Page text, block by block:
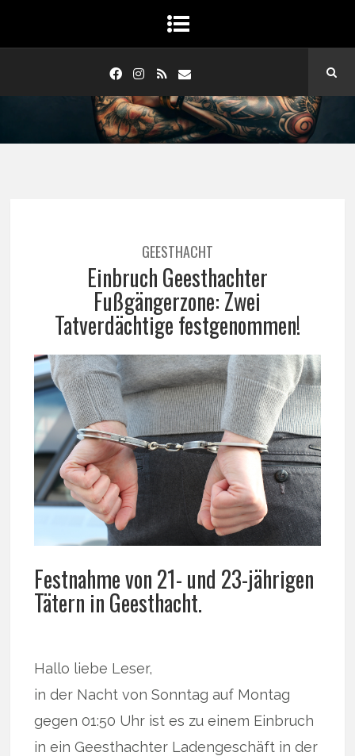
GEESTHACHT
Einbruch Geesthachter
Fußgängerzone: Zwei
Tatverdächtige festgenommen!
Festnahme von 21- und 23-jährigen
Tätern in Geesthacht.
Hallo liebe Leser,
in der Nacht von Sonntag auf Montag
gegen 01:50 Uhr ist es zu einem Einbruch
in ein Geesthachter Ladengeschäft in der